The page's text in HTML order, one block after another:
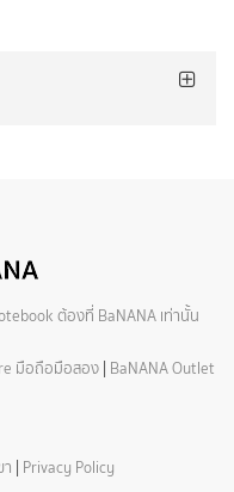
ต้องที่ BaNANA เท่านั้น
มือถือมือสอง BaNANA Outlet
Privacy Policy